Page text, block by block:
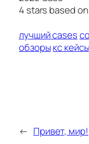
4 stars based on
лучший cases
обзорыкс
← Привет, мир!